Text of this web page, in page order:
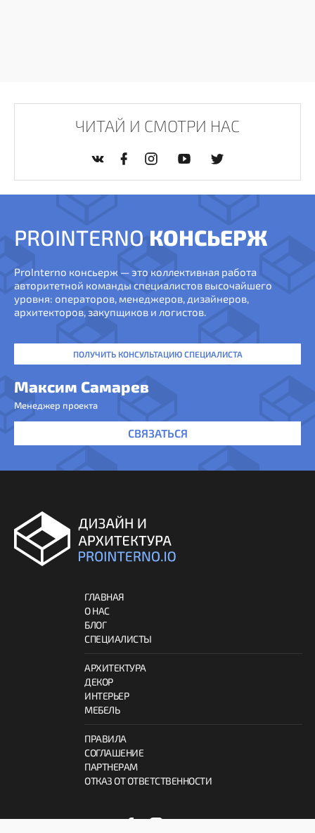
ЧИТАЙ И СМОТРИ НАС
PROINTERNO КОНСЬЕРЖ
ProInterno консьерж — это коллективная работа
авторитетной команды специалистов высочайшего
уровня: операторов, менеджеров, дизайнеров,
архитекторов, закупщиков и логистов.
ПОЛУЧИТЬ КОНСУЛЬТАЦИЮ СПЕЦИАЛИСТА
Максим Самарев
Менеджер проекта
СВЯЗАТЬСЯ
ГЛАВНАЯ
О НАС
БЛОГ
СПЕЦИАЛИСТЫ
АРХИТЕКТУРА
ДЕКОР
ИНТЕРЬЕР
МЕБЕЛЬ
ПРАВИЛА
СОГЛАШЕНИЕ
ПАРТНЕРАМ
ОТКАЗ ОТ ОТВЕТСТВЕННОСТИ